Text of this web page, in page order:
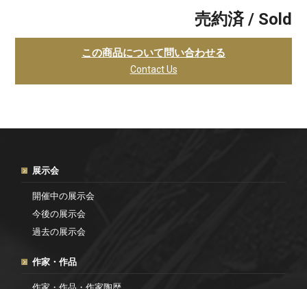
売約済 / Sold
この商品について問い合わせる
Contact Us
展示会
開催中の展示会
今後の展示会
過去の展示会
作家・作品